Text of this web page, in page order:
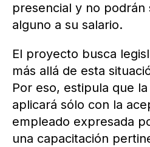
presencial y no
alguno a su salario.
El proyecto busca
más allá de esta
Por eso, estipula que
aplicará sólo con la
empleado expresada
una capacitación